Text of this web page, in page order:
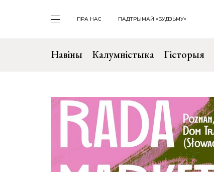
ПРА НАС ПАДТРЫМАЙ «БУДЗЬМУ»
Навіны Калумністыка Гісторыя